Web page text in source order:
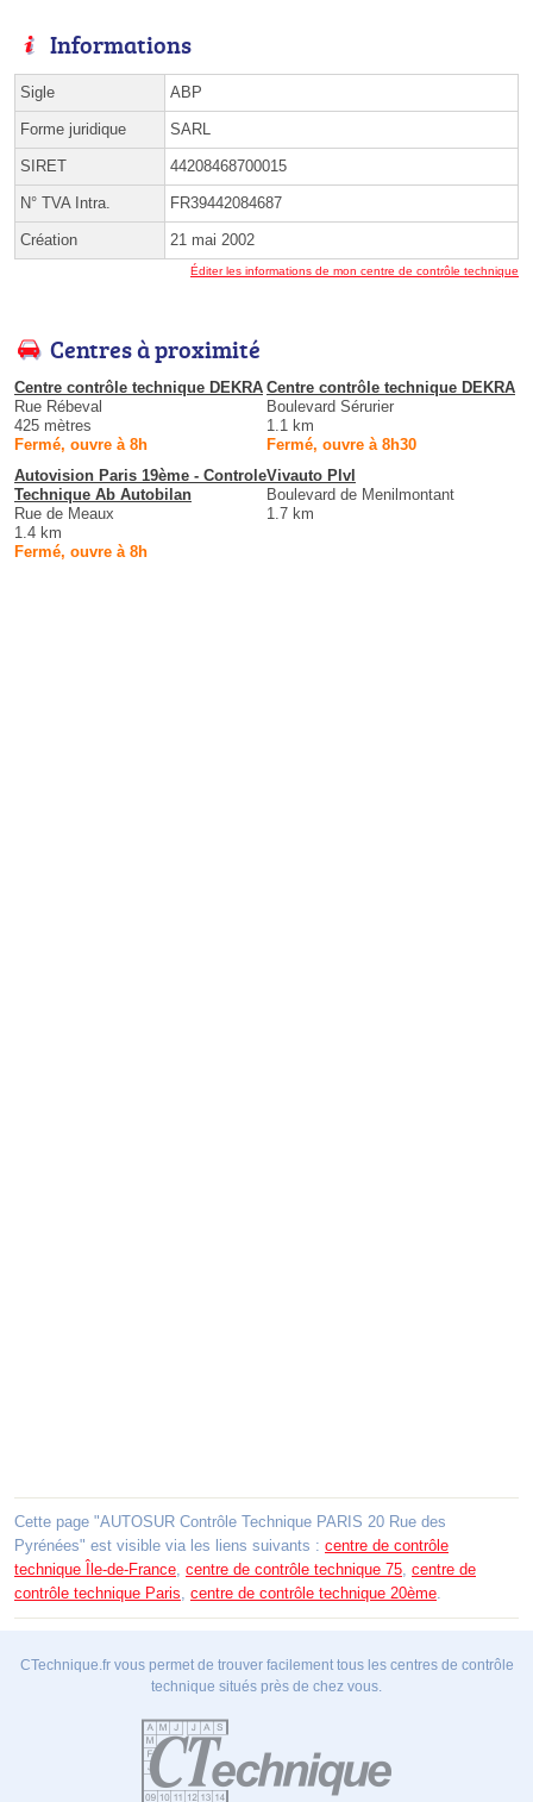
Informations
Sigle ABP
Forme juridique SARL
SIRET 44208468700015
N° TVA Intra. FR39442084687
Création 21 mai 2002
Éditer les informations de mon centre de contrôle technique
Centres à proximité
Centre contrôle technique DEKRA
Rue Rébeval
425 mètres
Fermé, ouvre à 8h
Centre contrôle technique DEKRA
Boulevard Sérurier
1.1 km
Fermé, ouvre à 8h30
Autovision Paris 19ème - Controle
Technique Ab Autobilan
Rue de Meaux
1.4 km
Fermé, ouvre à 8h
Vivauto Plvl
Boulevard de Menilmontant
1.7 km
Cette page "AUTOSUR Contrôle Technique PARIS 20 Rue des
Pyrénées" est visible via les liens suivants : centre de contrôle
technique Île-de-France, centre de contrôle technique 75, centre de
contrôle technique Paris, centre de contrôle technique 20ème.
CTechnique.fr vous permet de trouver facilement tous les centres de contrôle
technique situés près de chez vous.